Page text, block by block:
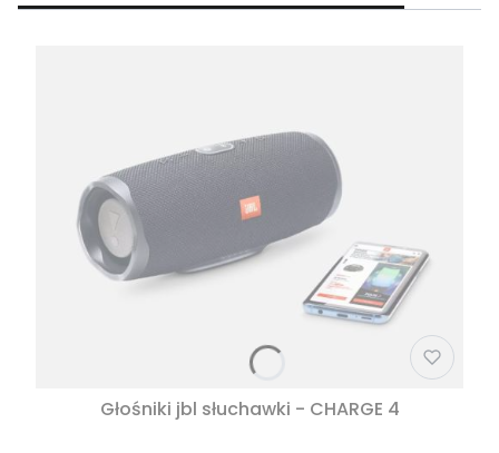
Głośniki jbl słuchawki - CHARGE 4